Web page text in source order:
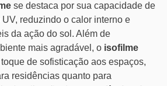
se destaca por sua capacidade de
reduzindo o calor interno e
da ação do sol. Além de
mais agradável, o isofilme
de sofisticação aos espaços,
residências quanto para